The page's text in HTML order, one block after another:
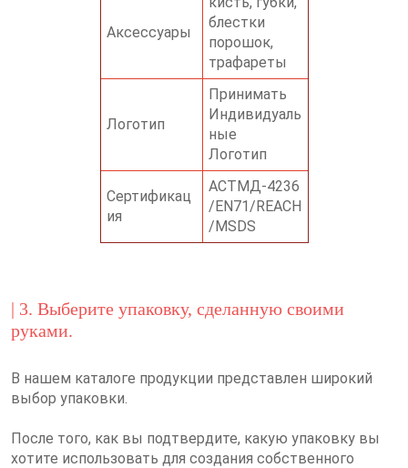
Аксессуары
блестки
порошок,
трафареты
Логотип
Принимать
Индивидуаль
ные
Логотип
Сертификац
ия
АСТМД-4236
/EN71/REACH
/MSDS
| 3. Выберите упаковку, сделанную своими
руками.
В нашем каталоге продукции представлен широкий
выбор упаковки.
После того, как вы подтвердите, какую упаковку вы
хотите использовать для создания собственного